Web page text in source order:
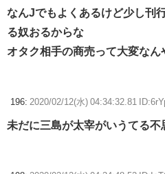
なんJでもよくあるけど少し刊
る奴おるからな
オタク相手の商売って大変なん
196: 2020/02/12(水) 04:34:32.81
未だに三島が太宰がいうてる不